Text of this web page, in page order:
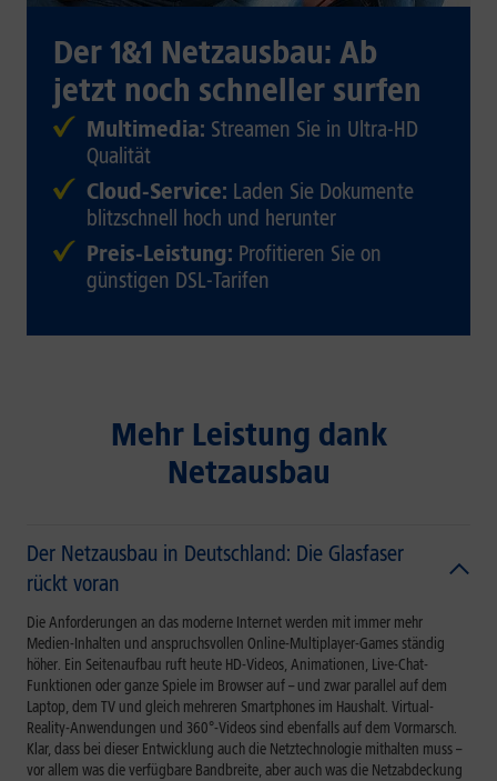
Der 1&1 Netzausbau: Ab
jetzt noch schneller surfen
Multimedia: Streamen Sie in Ultra-HD
Qualität
Cloud-Service: Laden Sie Dokumente
blitzschnell hoch und herunter
Preis-Leistung: Profitieren Sie on
günstigen DSL-Tarifen
Mehr Leistung dank
Netzausbau
Der Netzausbau in Deutschland: Die Glasfaser
rückt voran
Die Anforderungen an das moderne Internet werden mit immer mehr
Medien-Inhalten und anspruchsvollen Online-Multiplayer-Games ständig
höher. Ein Seitenaufbau ruft heute HD-Videos, Animationen, Live-Chat-
Funktionen oder ganze Spiele im Browser auf – und zwar parallel auf dem
Laptop, dem TV und gleich mehreren Smartphones im Haushalt. Virtual-
Reality-Anwendungen und 360°-Videos sind ebenfalls auf dem Vormarsch.
Klar, dass bei dieser Entwicklung auch die Netztechnologie mithalten muss –
vor allem was die verfügbare Bandbreite, aber auch was die Netzabdeckung